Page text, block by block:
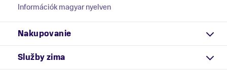
Információk magyar nyelven
Nakupovanie
Služby zima